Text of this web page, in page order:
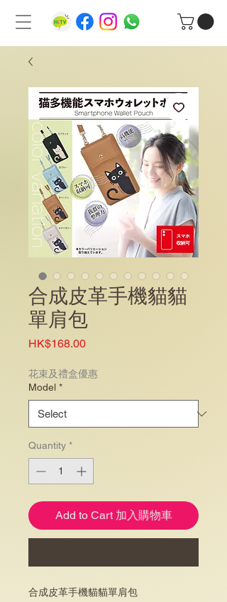
合成皮革手機貓貓
單肩包
HK$168.00Price
花束及禮盒優惠
Model *
Quantity *
Add to Cart 加入購物車
合成皮革手機貓貓單肩包